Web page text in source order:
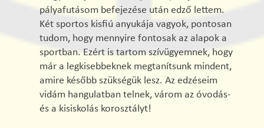
pályafutásom befejezése után edző lettem.
Két sportos kisfiú anyukája vagyok, pontosan
tudom, hogy mennyire fontosak az alapok a
sportban. Ezért is tartom szívügyemnek, hogy
már a legkisebbeknek megtanítsunk mindent,
amire később szükségük lesz. Az edzéseim
vidám hangulatban telnek, várom az óvodás-
és a kisiskolás korosztályt!